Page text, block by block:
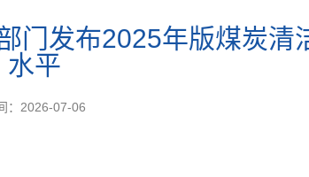
门发布2025年版煤炭清
水平
：2026-07-06